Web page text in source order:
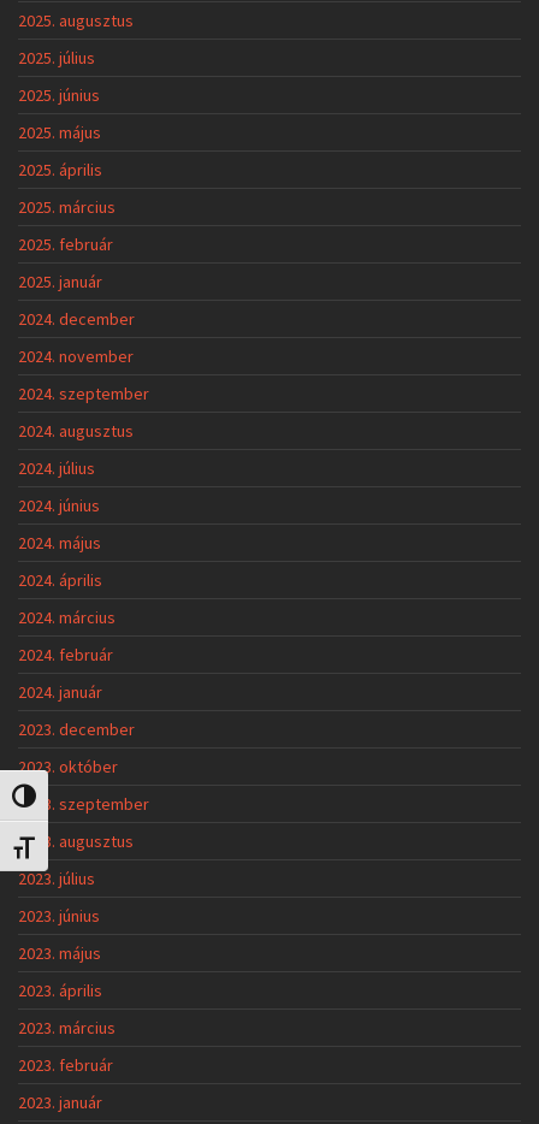
Nagy kontraszt váltása
Betűméret váltása
2025. augusztus
2025. július
2025. június
2025. május
2025. április
2025. március
2025. február
2025. január
2024. december
2024. november
2024. szeptember
2024. augusztus
2024. július
2024. június
2024. május
2024. április
2024. március
2024. február
2024. január
2023. december
2023. október
2023. szeptember
2023. augusztus
2023. július
2023. június
2023. május
2023. április
2023. március
2023. február
2023. január